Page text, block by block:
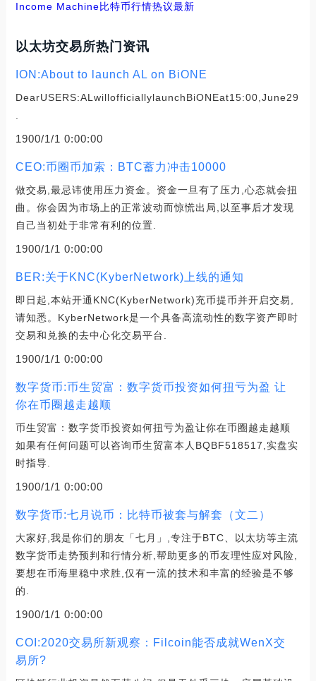
Income Machine比特币行情热议最新
以太坊交易所热门资讯
ION:About to launch AL on BiONE
DearUSERS:ALwillofficiallylaunchBiONEat15:00,June29
1900/1/1 0:00:00
CEO:币圈币加索：BTC蓄力冲击10000
做交易,最忌讳使用压力资金。资金一旦有了压力,心态就会扭
曲。你会因为市场上的正常波动而惊慌出局,以至事后才发现
自己当初处于非常有利的位置.
1900/1/1 0:00:00
BER:关于KNC(KyberNetwork)上线的通知
即日起,本站开通KNC(KyberNetwork)充币提币并开启交易,
请知悉。KyberNetwork是一个具备高流动性的数字资产即时
交易和兑换的去中心化交易平台.
1900/1/1 0:00:00
数字货币:币生贸富：数字货币投资如何扭亏为盈 让
你在币圈越走越顺
币生贸富：数字货币投资如何扭亏为盈让你在币圈越走越顺
如果有任何问题可以咨询币生贸富本人BQBF518517,实盘实
时指导.
1900/1/1 0:00:00
数字货币:七月说币：比特币被套与解套（文二）
大家好,我是你们的朋友「七月」,专注于BTC、以太坊等主流
数字货币走势预判和行情分析,帮助更多的币友理性应对风险,
要想在币海里稳中求胜,仅有一流的技术和丰富的经验是不够
的.
1900/1/1 0:00:00
COI:2020交易所新观察：Filcoin能否成就WenX交
易所?